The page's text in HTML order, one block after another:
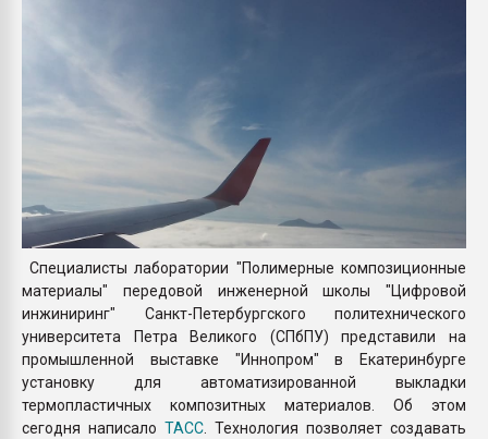
Специалисты лаборатории "Полимерные композиционные
материалы" передовой инженерной школы "Цифровой
инжиниринг" Санкт-Петербургского политехнического
университета Петра Великого (СПбПУ) представили на
промышленной выставке "Иннопром" в Екатеринбурге
установку для автоматизированной выкладки
термопластичных композитных материалов. Об этом
сегодня написало ТАСС. Технология позволяет создавать